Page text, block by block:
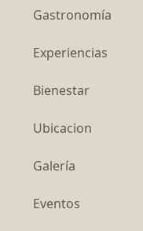
Gastronomía
Experiencias
Bienestar
Ubicacion
Galería
Eventos